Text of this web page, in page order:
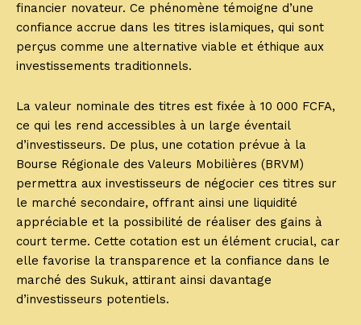
financier novateur. Ce phénomène témoigne d’une
confiance accrue dans les titres islamiques, qui sont
perçus comme une alternative viable et éthique aux
investissements traditionnels.
La valeur nominale des titres est fixée à 10 000 FCFA,
ce qui les rend accessibles à un large éventail
d’investisseurs. De plus, une cotation prévue à la
Bourse Régionale des Valeurs Mobilières (BRVM)
permettra aux investisseurs de négocier ces titres sur
le marché secondaire, offrant ainsi une liquidité
appréciable et la possibilité de réaliser des gains à
court terme. Cette cotation est un élément crucial, car
elle favorise la transparence et la confiance dans le
marché des Sukuk, attirant ainsi davantage
d’investisseurs potentiels.